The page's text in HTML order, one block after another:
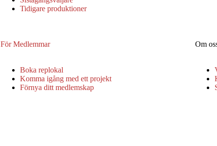
Tidigare produktioner
För Medlemmar
Boka replokal
Komma igång med ett projekt
Förnya ditt medlemskap
Om